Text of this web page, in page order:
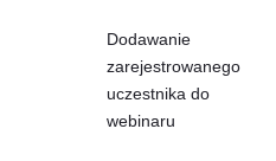
Dodawanie
zarejestrowanego
uczestnika do
webinaru